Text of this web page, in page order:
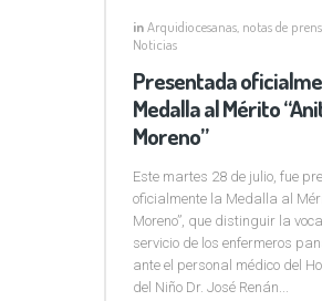
inArquidiocesanas, notas de
Noticias
Presentada
Medalla al Mérito
Moreno”
Este martes 28 de julio, fue
oficialmente la Medalla al
Moreno”, que distinguir la
servicio de los enfermeros
ante el personal médico del
del Niño Dr. José Renán...